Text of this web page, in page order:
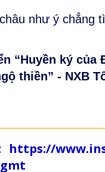
như ý chẳng
“Huyền ký của
thiền” - NXB
https://